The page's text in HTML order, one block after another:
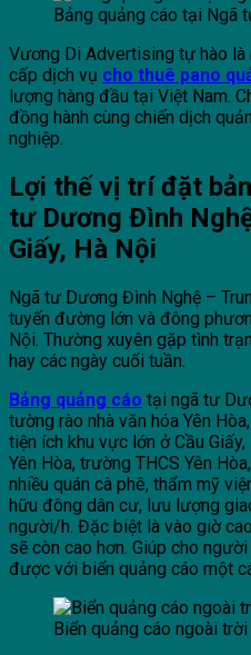
Bảng quảng cáo tại Ngã
Vương Di Advertising tự hào
cấp dịch vụ cho thuê pano
lượng hàng đầu tại Việt Nam.
đồng hành cùng chiến dịch
nghiệp.
Lợi thế vị trí đặt
tư Dương Đình
Giấy, Hà Nội
Ngã tư Dương Đình Nghệ –
tuyến đường lớn và đông
Nội. Thường xuyên gặp tình
hay các ngày cuối tuần.
Bảng quảng cáo tại ngã tư
tường rào nhà văn hóa Yên
tiện ích khu vực lớn ở Cầu
Yên Hòa, trường THCS Yên
nhiều quán cà phê, thẩm mỹ
hữu đông dân cư, lưu lượng
người/h. Đặc biệt là vào giờ
sẽ còn cao hơn. Giúp cho
được với biển quảng cáo một
Biển quảng cáo ngoài